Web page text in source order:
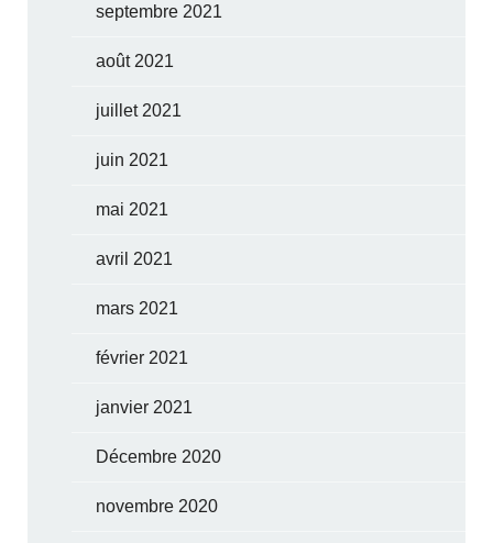
septembre 2021
août 2021
juillet 2021
juin 2021
mai 2021
avril 2021
mars 2021
février 2021
janvier 2021
Décembre 2020
novembre 2020